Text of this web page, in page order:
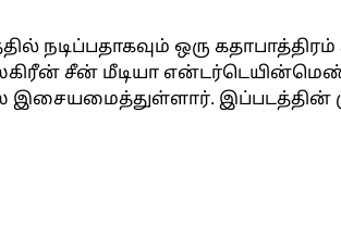
நடிப்பதாகவும் ஒரு
சீன் மீடியா
இசையமைத்துள்ளார். இப்படத்தின்